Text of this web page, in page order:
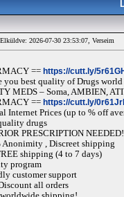
Elküldve: 2026-07-30 23:53:07, Verseim
== https://cutt.ly/
you best quality of Drugs
MEDS – Soma, AMBIEN,
== https://cutt.ly/
Internet Prices (up to % off
drugs
PRESCRIPTION NEEDED!
Anonimity , Discreet shipping
shipping (4 to 7 days)
program
customer support
all orders